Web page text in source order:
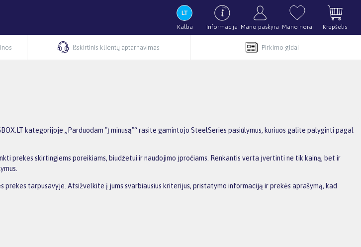
Kalba Informacija Mano paskyra Mano norai Krepšelis
Išskirtinis klientų aptarnavimas Pirkimo gidai
kategorijoje „Parduodam "į minusą"“ rasite gamintojo SteelSeries pasiūlymus, kuriuos galite palyginti pagal
prekes skirtingiems poreikiams, biudžetui ir naudojimo įpročiams. Renkantis verta įvertinti ne tik kainą, bet ir
tarpusavyje. Atsižvelkite į jums svarbiausius kriterijus, pristatymo informaciją ir prekės aprašymą, kad